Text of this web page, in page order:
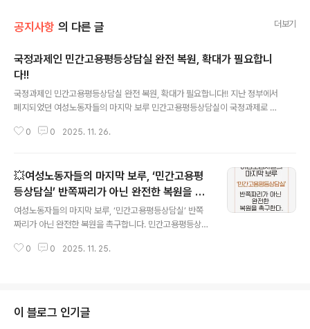
공지사항 의 다른 글 더보기
국정과제인 민간고용평등상담실 완전 복원, 확대가 필요합니
다!!
국정과제인 민간고용평등상담실 완전 복원, 확대가 필요합니다!! 지난 정부에서
폐지되었던 여성노동자들의 마지막 보루 민간고용평등상담실이 국정과제로 채
해 법률자문, 사내대응, 노동청진정, 심리상담 등 종합적 지원을 해왔고, 대응과
지 않습니다. 여성노동자에게 민간고용평등상담실이 필요합니다!! 제대로된 지
원을 위해 예산증액이 꼭 필요합니다!! https://www.hani.co.kr/arti/societ
y/women/1230199.htmlhttps://m.ohmynews.com/..
0 0 2025. 11. 26.
💥여성노동자들의 마지막 보루, ‘민간고용평
등상담실’ 반쪽짜리가 아닌 완전한 복원을 촉
구합니다!
여성노동자들의 마지막 보루, ‘민간고용평등상담실’ 반쪽
짜리가 아닌 완전한 복원을 촉구합니다. 민간고용평등상담
았습니다. 아니 놓을 수가 없었습니다. 여전히 고충을 호소
광장에서 민주주의 회복을 외차며, 민간고용평등상담실 복
원을 호소했습니다. 시민들의 염원은 저희와 같았습니다.
0 0 2025. 11. 25.
이 블로그 인기글